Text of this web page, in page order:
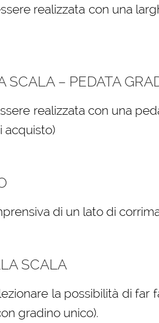
realizzata con una
SCALA – PEDATA
realizzata con una
acquisto)
di un lato di
SCALA
la possibilità di
gradino unico).